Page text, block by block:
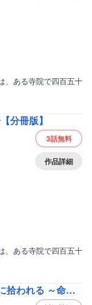
、ある寺院で四百五十
分冊版】
3話無料
作品詳細
、ある寺院で四百五十
虐げられた従者、敵地の天使なお嬢様に拾われる ～命令に従っていただけにもかかわらず、知らないうちに最強の魔術師になっていたようです～